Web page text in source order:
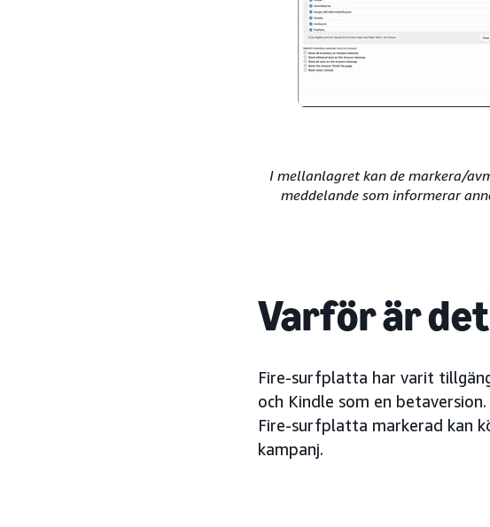
I mellanlagret kan de markera/
meddelande som informerar
Varför är
Fire-surfplatta har varit
och Kindle som en
Fire-surfplatta markerad kan
kampanj.